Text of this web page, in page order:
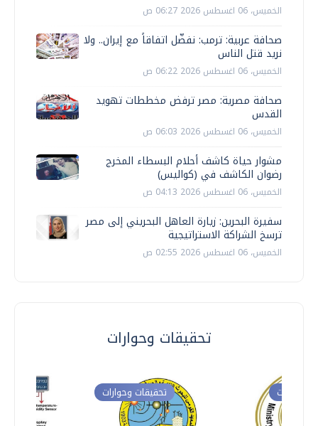
الخميس، 06 اغسطس 2026 06:27 ص
صحافة عربية: ترمب: نفضّل اتفاقاً مع إيران.. ولا
نريد قتل الناس
الخميس، 06 اغسطس 2026 06:22 ص
صحافة مصرية: مصر ترفض مخططات تهويد
القدس
الخميس، 06 اغسطس 2026 06:03 ص
مشوار حياة كاشف أحلام البسطاء المخرج
رضوان الكاشف في (كواليس)
الخميس، 06 اغسطس 2026 04:13 ص
سفيرة البحرين: زيارة العاهل البحريني إلى مصر
ترسخ الشراكة الاستراتيجية
الخميس، 06 اغسطس 2026 02:55 ص
تحقيقات وحوارات
تحقيقات وحوارات وحوارات